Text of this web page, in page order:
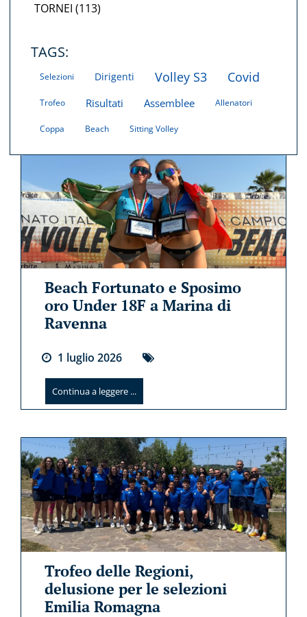
TORNEI (113)
TAGS:
Selezioni Dirigenti Volley S3 Covid
Trofeo Risultati Assemblee Allenatori
Coppa Beach Sitting Volley
Beach Fortunato e Sposimo
oro Under 18F a Marina di
Ravenna
1 luglio 2026
Continua a leggere ...
Trofeo delle Regioni,
delusione per le selezioni
Emilia Romagna